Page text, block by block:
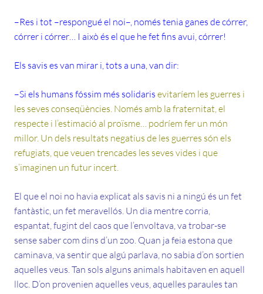
–Res i tot –respongué el noi–, només tenia ganes de córrer,
córrer i córrer… I això és el que he fet fins avui, córrer!
Els savis es van mirar i, tots a una, van dir:
–Si els humans fóssim més solidaris evitaríem les guerres i
les seves conseqüències. Només amb la fraternitat, el
respecte i l’estimació al proïsme… podríem fer un món
millor. Un dels resultats negatius de les guerres són els
refugiats, que veuen trencades les seves vides i que
s’imaginen un futur incert.
El que el noi no havia explicat als savis ni a ningú és un fet
fantàstic, un fet meravellós. Un dia mentre corria,
espantat, fugint del caos que l’envoltava, va trobar-se
sense saber com dins d’un zoo. Quan ja feia estona que
caminava, va sentir que algú parlava, no sabia d’on sortien
aquelles veus. Tan sols alguns animals habitaven en aquell
lloc. D’on provenien aquelles veus, aquelles paraules tan